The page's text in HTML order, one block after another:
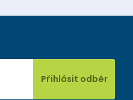
Přihlásit odběr